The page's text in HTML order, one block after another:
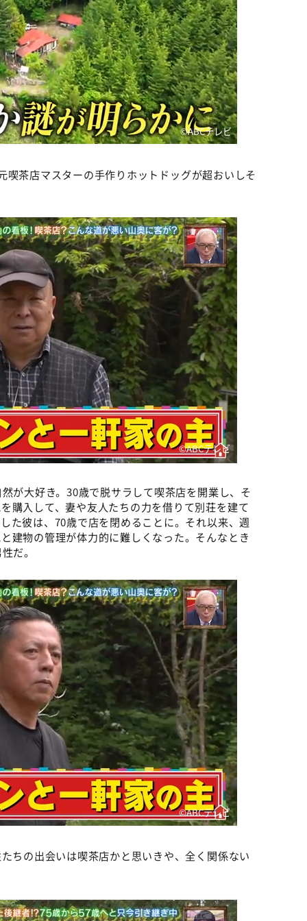
©️ABCテレビ
茶店マスターの手作りホットドッグが超おいしそ
©️ABCテレビ
が大好き。30歳で脱サラして喫茶店を開業し、そ
購入して、妻や友人たちの力を借りて別荘を建て
た彼は、70歳で店を閉めることに。それ以来、週
建物の管理が体力的に難しくなった。そんなとき
だ。
©️ABCテレビ
ちの出会いは喫茶店かと思いきや、全く関係ない